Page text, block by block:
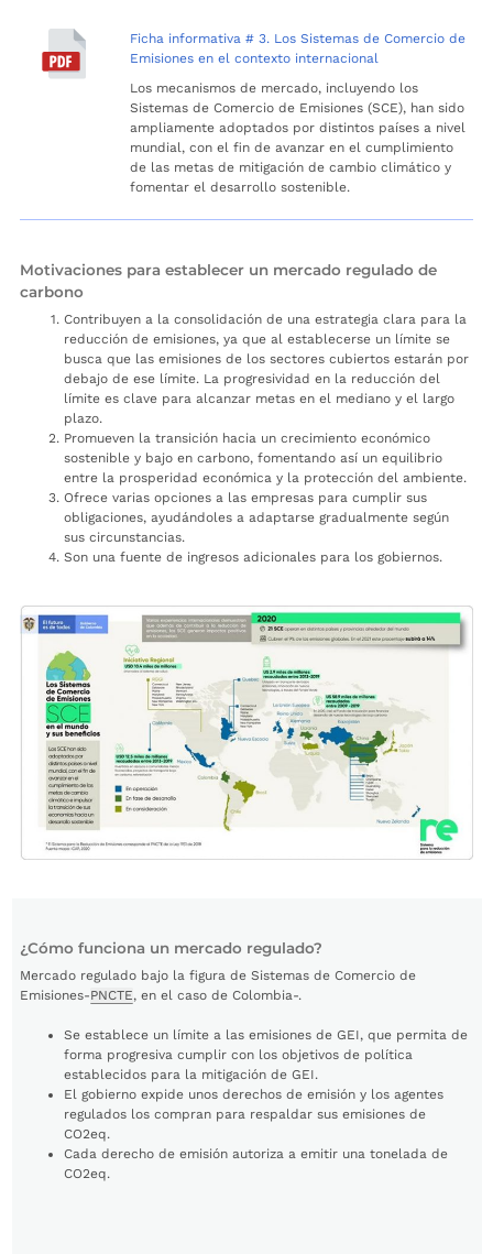
Ficha informativa # 3. Los Sistemas de Comercio de
Emisiones en el contexto internacional
Los mecanismos de mercado, incluyendo los
Sistemas de Comercio de Emisiones (SCE), han sido
ampliamente adoptados por distintos países a nivel
mundial, con el fin de avanzar en el cumplimiento
de las metas de mitigación de cambio climático y
fomentar el desarrollo sostenible.
Motivaciones para establecer un mercado regulado de
carbono
Contribuyen a la consolidación de una estrategia clara para la
reducción de emisiones, ya que al establecerse un límite se
busca que las emisiones de los sectores cubiertos estarán por
debajo de ese límite. La progresividad en la reducción del
límite es clave para alcanzar metas en el mediano y el largo
plazo.
Promueven la transición hacia un crecimiento económico
sostenible y bajo en carbono, fomentando así un equilibrio
entre la prosperidad económica y la protección del ambiente.
Ofrece varias opciones a las empresas para cumplir sus
obligaciones, ayudándoles a adaptarse gradualmente según
sus circunstancias.
Son una fuente de ingresos adicionales para los gobiernos.
¿Cómo funciona un mercado regulado?
Mercado regulado bajo la figura de Sistemas de Comercio de
Emisiones-PNCTE, en el caso de Colombia-.
Se establece un límite a las emisiones de GEI, que permita de
forma progresiva cumplir con los objetivos de política
establecidos para la mitigación de GEI.
El gobierno expide unos derechos de emisión y los agentes
regulados los compran para respaldar sus emisiones de
CO2eq.
Cada derecho de emisión autoriza a emitir una tonelada de
CO2eq.